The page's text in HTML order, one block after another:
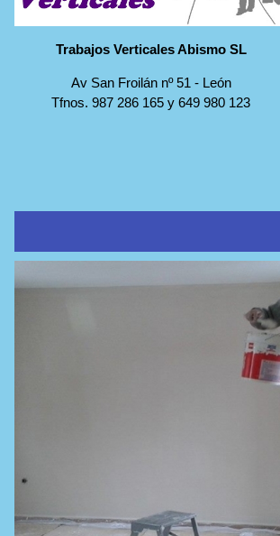
Trabajos Verticales Abismo SL
Av San Froilán nº 51 - León
Tfnos.987 286 165 y649 980 123